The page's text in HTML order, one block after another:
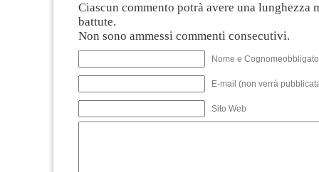
Ciascun commento potrà avere una lunghezza
battute.
Non sono ammessi commenti consecutivi.
Nome e
E-mail (non verrà
Sito Web